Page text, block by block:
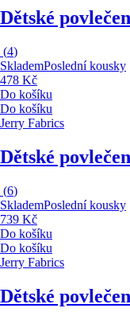
Dětské
(4)
SklademPoslední kousky
478 Kč
Do košíku
Do košíku
Jerry Fabrics
Dětské
(6)
SklademPoslední kousky
739 Kč
Do košíku
Do košíku
Jerry Fabrics
Dětské